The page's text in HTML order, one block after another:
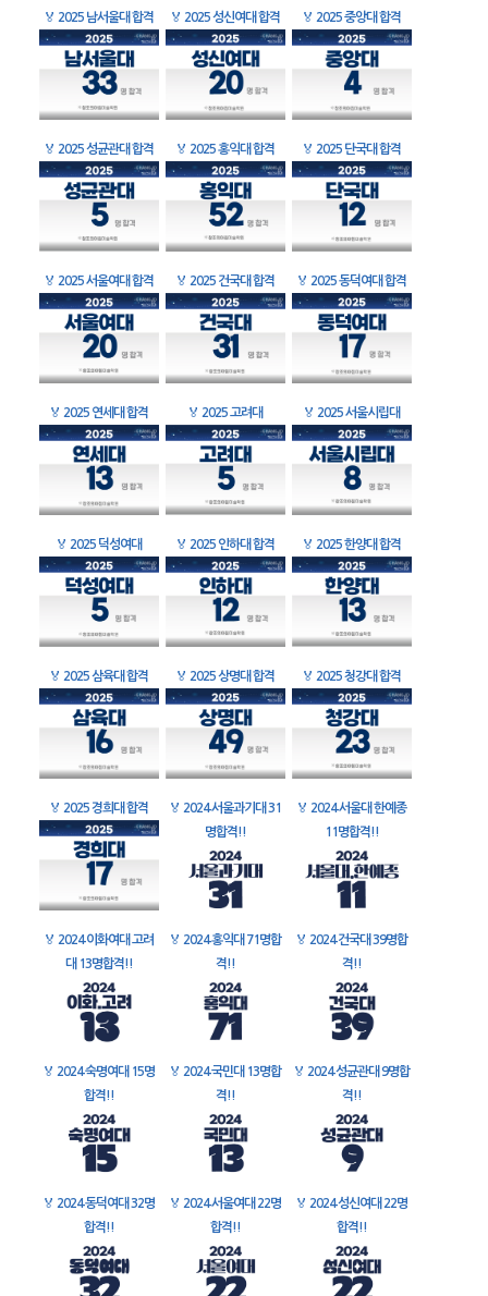
🏅 2025 남서울대 합격 🏅 2025 성신여대 합격 🏅 2025 중앙대 합격
🏅 2025 성균관대 합격 🏅 2025 홍익대 합격 🏅 2025 단국대 합격
🏅 2025 서울여대 합격 🏅 2025 건국대 합격 🏅 2025 동덕여대 합격
🏅 2025 연세대 합격 🏅 2025 고려대 🏅 2025 서울시립대
🏅 2025 덕성여대 🏅 2025 인하대 합격 🏅 2025 한양대 합격
🏅 2025 삼육대 합격 🏅 2025 상명대 합격 🏅 2025 청강대 합격
🏅 2025 경희대 합격 🏅 2024 서울과기대 31
명합격!!
🏅 2024 서울대 한예종
11명합격!!
🏅 2024 이화여대 고려
대 13명합격!!
🏅 2024 홍익대 71명합
격!!
🏅 2024 건국대 39명합
격!!
🏅 2024 숙명여대 15명
합격!!
🏅 2024 국민대 13명합
격!!
🏅 2024 성균관대 9명합
격!!
🏅 2024 동덕여대 32명
합격!!
🏅 2024 서울여대 22명
합격!!
🏅 2024 성신여대 22명
합격!!